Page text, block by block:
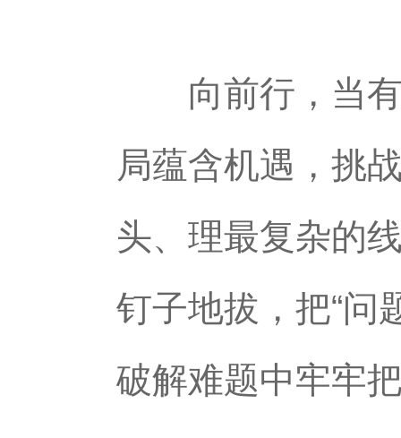
向前行，当有“
局蕴含机遇，挑
头、理最复杂的
钉子地拔，把“问
破解难题中牢牢